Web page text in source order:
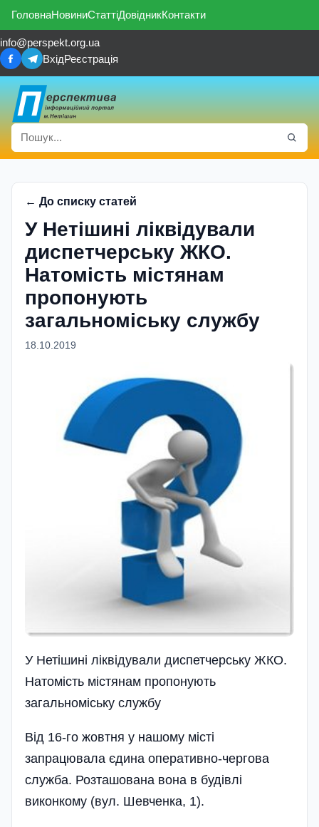
ГоловнаНовиниСтаттіДовідникКонтакти
info@perspekt.org.ua
ВхідРеєстрація
← До списку статей
У Нетішині ліквідували
диспетчерську ЖКО.
Натомість містянам
пропонують
загальноміську службу
18.10.2019
У Нетішині ліквідували диспетчерську ЖКО.
Натомість містянам пропонують
загальноміську службу
Від 16-го жовтня у нашому місті
запрацювала єдина оперативно-чергова
служба. Розташована вона в будівлі
виконкому (вул. Шевченка, 1).